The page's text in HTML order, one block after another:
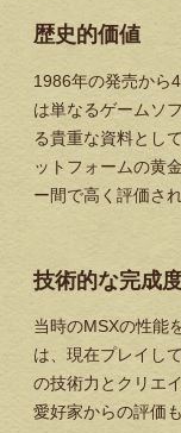
歴史的価値
1986年の発売から
は単なるゲームソ
る貴重な資料とし
ットフォームの黄
ー間で高く評価さ
技術的な完成
当時のMSXの性能
は、現在プレイし
の技術力とクリエ
愛好家からの評価